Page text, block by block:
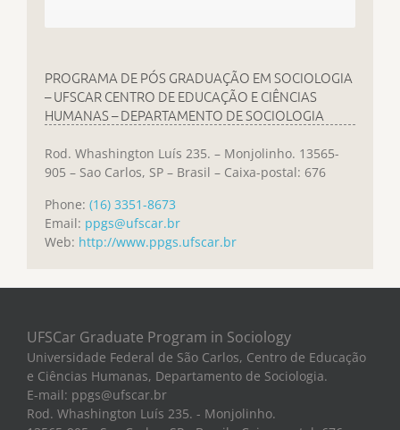
PROGRAMA DE PÓS GRADUAÇÃO EM SOCIOLOGIA
– UFSCAR CENTRO DE EDUCAÇÃO E CIÊNCIAS
HUMANAS – DEPARTAMENTO DE SOCIOLOGIA
Rod. Whashington Luís 235. – Monjolinho. 13565-
905 – Sao Carlos, SP – Brasil – Caixa-postal: 676
Phone: (16) 3351-8673
Email: ppgs@ufscar.br
Web: http://www.ppgs.ufscar.br
UFSCar Graduate Program in Sociology
Universidade Federal de São Carlos, Centro de Educação
e Ciências Humanas, Departamento de Sociologia.
E-mail: ppgs@ufscar.br
Rod. Whashington Luís 235. - Monjolinho.